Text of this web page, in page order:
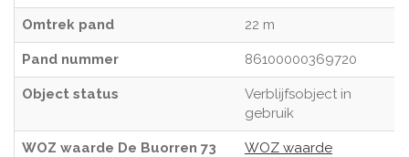
Omtrek pand 22 m
Pand nummer 86100000369720
Object status
Verblijfsobject in
gebruik
WOZ waarde De Buorren 73
WOZ waarde